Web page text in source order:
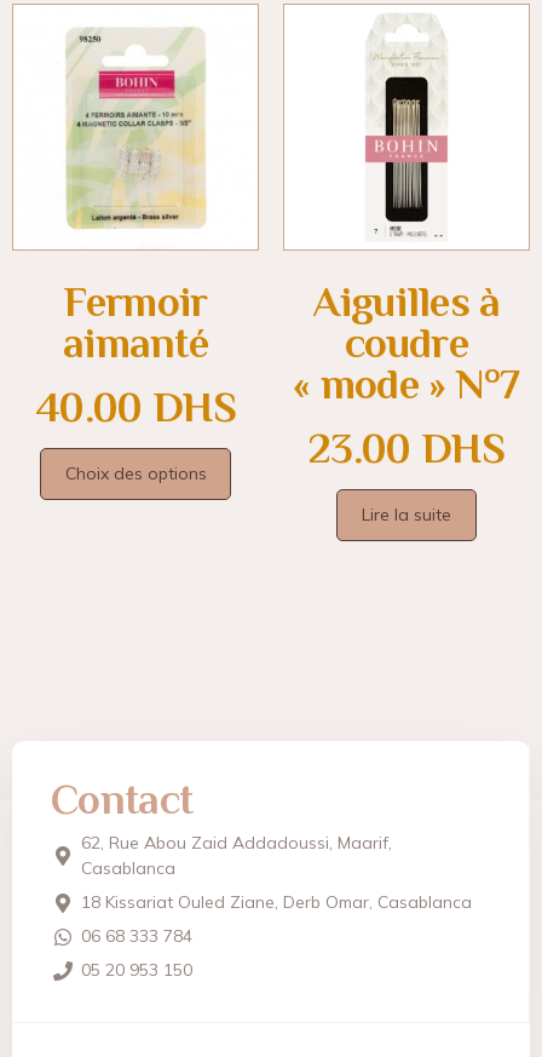
Fermoir
aimanté
40.00 DHS
Choix des options
Aiguilles à
coudre
« mode » N°7
23.00 DHS
Lire la suite
Contact
62, Rue Abou Zaid Addadoussi, Maarif,
Casablanca
18 Kissariat Ouled Ziane, Derb Omar, Casablanca
06 68 333 784
05 20 953 150